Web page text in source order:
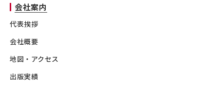
会社案内
代表挨拶
会社概要
地図・アクセス
出版実績